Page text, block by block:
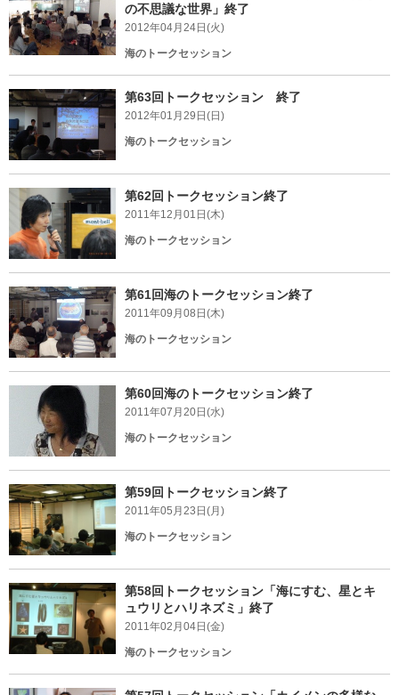
の不思議な世界」終了
2012年04月24日(火)
海のトークセッション
第63回トークセッション 終了
2012年01月29日(日)
海のトークセッション
第62回トークセッション終了
2011年12月01日(木)
海のトークセッション
第61回海のトークセッション終了
2011年09月08日(木)
海のトークセッション
第60回海のトークセッション終了
2011年07月20日(水)
海のトークセッション
第59回トークセッション終了
2011年05月23日(月)
海のトークセッション
第58回トークセッション「海にすむ、星とキ
ュウリとハリネズミ」終了
2011年02月04日(金)
海のトークセッション